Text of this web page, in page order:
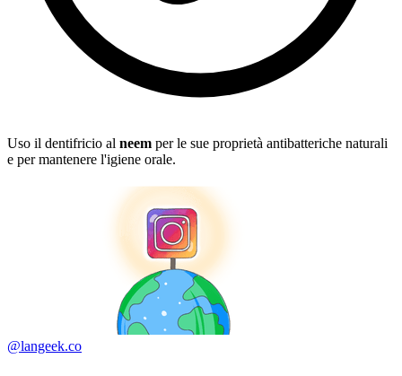
Uso il dentifricio al neem per le sue proprietà antibatteriche naturali
e per mantenere l'igiene orale.
@langeek.co